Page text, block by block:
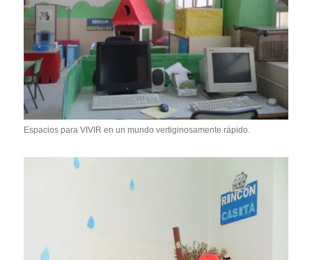
Espacios para VIVIR en un mundo vertiginosamente rápido.